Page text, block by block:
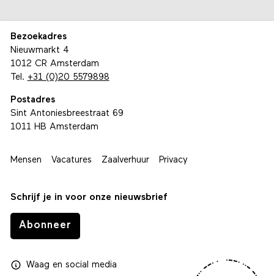
Bezoekadres
Nieuwmarkt 4
1012 CR Amsterdam
Tel. +31 (0)20 5579898
Postadres
Sint Antoniesbreestraat 69
1011 HB Amsterdam
Mensen Vacatures Zaalverhuur Privacy
Schrijf je in voor onze nieuwsbrief
Abonneer
Waagen social media